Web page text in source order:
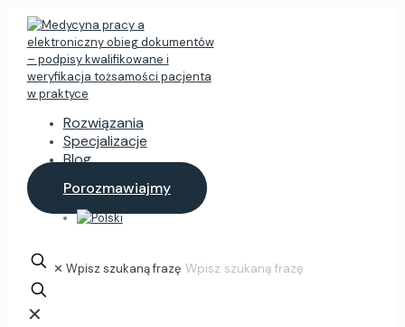
Rozwiązania
Specjalizacje
Blog
Porozmawiajmy
✕ Wpisz szukaną frazę
✕